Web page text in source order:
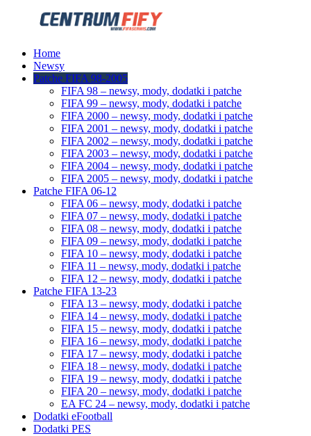
Home
Newsy
Patche FIFA 98-2005
FIFA 98 – newsy, mody, dodatki i patche
FIFA 99 – newsy, mody, dodatki i patche
FIFA 2000 – newsy, mody, dodatki i patche
FIFA 2001 – newsy, mody, dodatki i patche
FIFA 2002 – newsy, mody, dodatki i patche
FIFA 2003 – newsy, mody, dodatki i patche
FIFA 2004 – newsy, mody, dodatki i patche
FIFA 2005 – newsy, mody, dodatki i patche
Patche FIFA 06-12
FIFA 06 – newsy, mody, dodatki i patche
FIFA 07 – newsy, mody, dodatki i patche
FIFA 08 – newsy, mody, dodatki i patche
FIFA 09 – newsy, mody, dodatki i patche
FIFA 10 – newsy, mody, dodatki i patche
FIFA 11 – newsy, mody, dodatki i patche
FIFA 12 – newsy, mody, dodatki i patche
Patche FIFA 13-23
FIFA 13 – newsy, mody, dodatki i patche
FIFA 14 – newsy, mody, dodatki i patche
FIFA 15 – newsy, mody, dodatki i patche
FIFA 16 – newsy, mody, dodatki i patche
FIFA 17 – newsy, mody, dodatki i patche
FIFA 18 – newsy, mody, dodatki i patche
FIFA 19 – newsy, mody, dodatki i patche
FIFA 20 – newsy, mody, dodatki i patche
EA FC 24 – newsy, mody, dodatki i patche
Dodatki eFootball
Dodatki PES